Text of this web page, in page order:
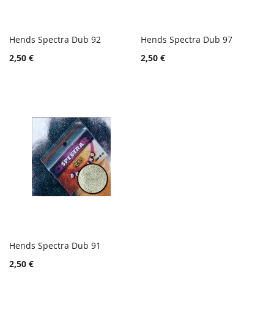
Hends Spectra Dub 92
2,50 €
Hends Spectra Dub 97
2,50 €
Hends Spectra Dub 91
2,50 €